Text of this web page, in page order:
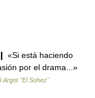
«Si está haciendo
por el drama...»
Argot "El Sohez"